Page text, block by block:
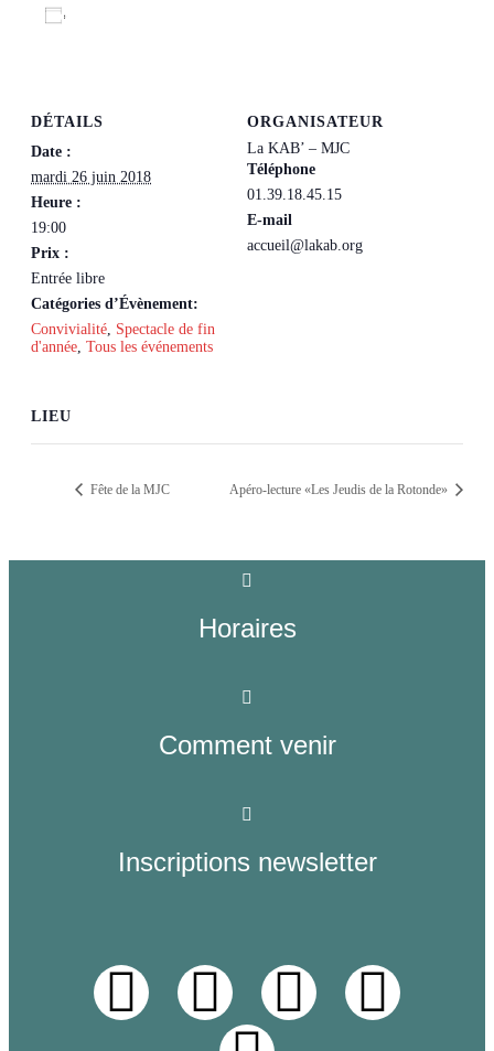
DÉTAILS
Date :
mardi 26 juin 2018
Heure :
19:00
Prix :
Entrée libre
Catégories d’Évènement:
Convivialité Spectacle de fin
d'année Tous les événements
ORGANISATEUR
La KAB’ – MJC
Téléphone
01.39.18.45.15
E-mail
accueil@lakab.org
LIEU
Fête de la MJC Apéro-lecture «Les Jeudis de la Rotonde»
Horaires
Comment venir
Inscriptions newsletter